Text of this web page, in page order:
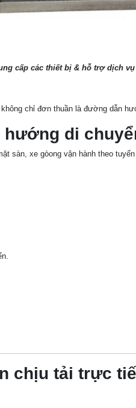
cấp các thiết bị & hỗ trợ dịch
chỉ đơn thuần là đường dẫn
hướng di
sàn, xe gòong vận hành theo
chịu tải trực